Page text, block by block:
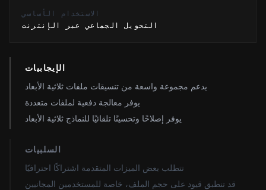
الاستخدام الأساسي
التحويل الجماعي عبر الإنترنت
الإيجابيات
يدعم مجموعة واسعة من تنسيقات ملفات ثلاثية الأبعاد
يوفر معالجة دفعية لملفات متعددة
يوفر إصلاحًا وتحسينًا تلقائيًا للنماذج ثلاثية الأبعاد
السلبيات
تتطلب بعض الميزات المتقدمة اشتراكًا احترافيًا
قد تنطبق قيود على حجم الملف، خاصة للمستخدمين المجانيين